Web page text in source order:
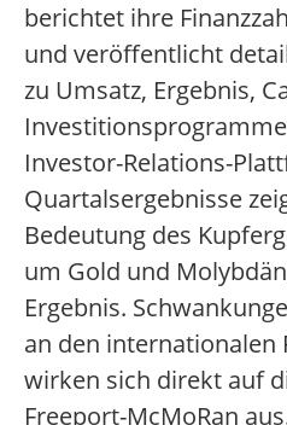
berichtet ihre
und veröffentlicht
zu Umsatz, Ergebnis,
Investor-Relations-
Quartalsergebnisse
Bedeutung des
um Gold und
Ergebnis.
an den internationalen
wirken sich direkt auf
Freeport-McMoRan